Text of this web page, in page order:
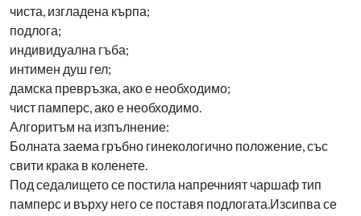
чиста, изгладена кърпа;
подлога;
индивидуална гъба;
интимен душ гел;
дамска превръзка, ако е необходимо;
чист памперс, ако е необходимо.
Алгоритъм на изпълнение:
Болната заема гръбно гинекологично положение, със
свити крака в коленете.
Под седалището се постила напречният чаршаф тип
памперс и върху него се поставя подлогата.Изсипва се